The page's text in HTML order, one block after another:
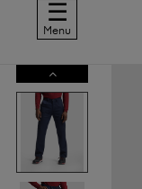
de
palanca
☰
Menu